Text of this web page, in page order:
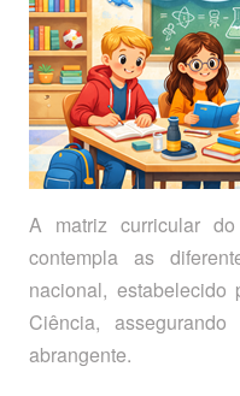
A matriz curricular
contempla as
nacional,
Ciência,
abrangente.